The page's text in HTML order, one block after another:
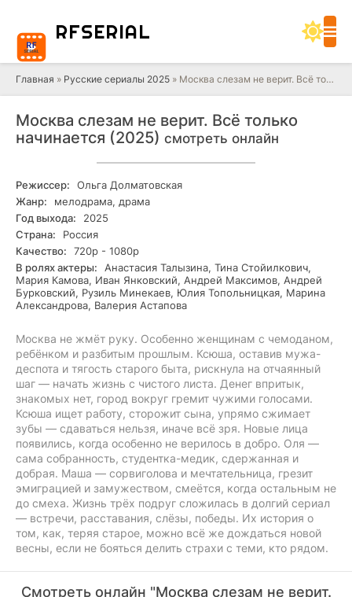
RFSERIAL
Главная » Русские сериалы 2025 » Москва слезам не верит. Всё только начинается (2025)
Москва слезам не верит. Всё только
начинается (2025) смотреть онлайн
Режиссер:
Ольга Долматовская
Жанр:
мелодрама, драма
Год выхода:
2025
Страна:
Россия
Качество:
720р - 1080р
В ролях актеры:
Анастасия Талызина, Тина Стойилкович,
Мария Камова, Иван Янковский, Андрей Максимов, Андрей
Бурковский, Рузиль Минекаев, Юлия Топольницкая, Марина
Александрова, Валерия Астапова
Москва не жмёт руку. Особенно женщинам с чемоданом,
ребёнком и разбитым прошлым. Ксюша, оставив мужа-
деспота и тягость старого быта, рискнула на отчаянный
шаг — начать жизнь с чистого листа. Денег впритык,
знакомых нет, город вокруг гремит чужими голосами.
Ксюша ищет работу, сторожит сына, упрямо сжимает
зубы — сдаваться нельзя, иначе всё зря. Новые лица
появились, когда особенно не верилось в добро. Оля —
сама собранность, студентка-медик, сдержанная и
добрая. Маша — сорвиголова и мечтательница, грезит
эмиграцией и замужеством, смеётся, когда остальным не
до смеха. Жизнь трёх подруг сложилась в долгий сериал
— встречи, расставания, слёзы, победы. Их история о
том, как, теряя старое, можно всё же дождаться новой
весны, если не бояться делить страхи с теми, кто рядом.
Смотреть онлайн "Москва слезам не верит.